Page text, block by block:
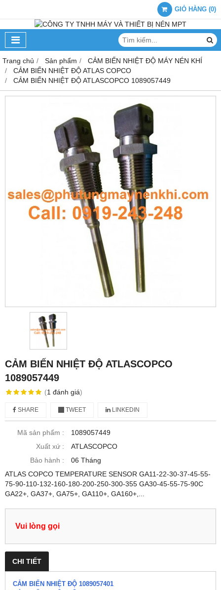
GIỎ HÀNG (0)
Trang chủ Sản phẩm
CẢM BIẾN NHIỆT ĐỘ MÁY NÉN KHÍ
CẢM BIẾN NHIỆT ĐỘ ATLAS COPCO
CẢM BIẾN NHIỆT ĐỘ ATLASCOPCO 1089057449
CẢM BIẾN NHIỆT ĐỘ ATLASCOPCO
1089057449
(1 đánh giá)
SHARE TWEET LINKEDIN
Mã sản phẩm :
1089057449
Xuất xứ :
ATLASCOPCO
Bảo hành :
06 Tháng
ATLAS COPCO TEMPERATURE SENSOR GA11-22-30-37-45-55-
75-90-110-132-160-180-200-250-300-355 GA30-45-55-75-90C
GA22+, GA37+, GA75+, GA110+, GA160+,...
Vui lòng gọi
CHI TIẾT
CẢM BIẾN NHIỆT ĐỘ 1089057401